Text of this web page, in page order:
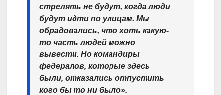
стрелять не будут, когда люди
будут идти по улицам. Мы
обрадовались, что хоть какую-
то часть людей можно
вывести. Но командиры
федералов, которые здесь
были, отказались отпустить
кого бы то ни было».